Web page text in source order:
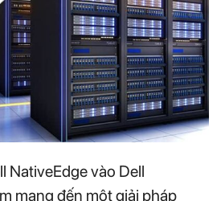
NativeEdge vào Dell
mang đến một giải pháp